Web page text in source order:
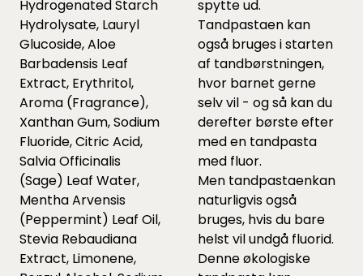
Hydrogenated Starch
Hydrolysate, Lauryl
Glucoside, Aloe
Barbadensis Leaf
Extract, Erythritol,
Aroma (Fragrance),
Xanthan Gum, Sodium
Fluoride, Citric Acid,
Salvia Officinalis
(Sage) Leaf Water,
Mentha Arvensis
(Peppermint) Leaf Oil,
Stevia Rebaudiana
Extract, Limonene,
spytte ud.
Tandpastaen kan
også bruges i starten
af tandbørstningen,
hvor barnet gerne
selv vil - og så kan du
derefter børste efter
med en tandpasta
med fluor.
Men tandpastaenkan
naturligvis også
bruges, hvis du bare
helst vil undgå fluorid.
Denne økologiske